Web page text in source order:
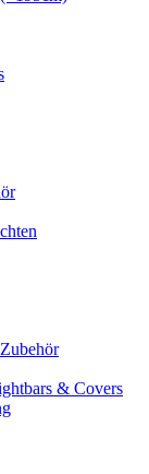
& Covers